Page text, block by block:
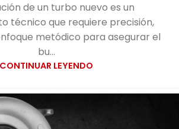
de un turbo nuevo es un
técnico que requiere precisión,
metódico para asegurar el
bu...
CONTINUAR LEYENDO